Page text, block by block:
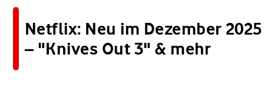
Netflix: Neu im Dezember 2025
– "Knives Out 3" & mehr